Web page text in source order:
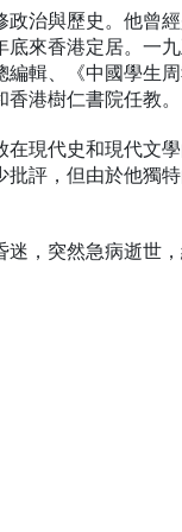
治與歷史。他曾
來香港定居。一
輯、《中國學生
港樹仁書院任教。
現代史和現代文
評，但由於他獨
，突然急病逝世，